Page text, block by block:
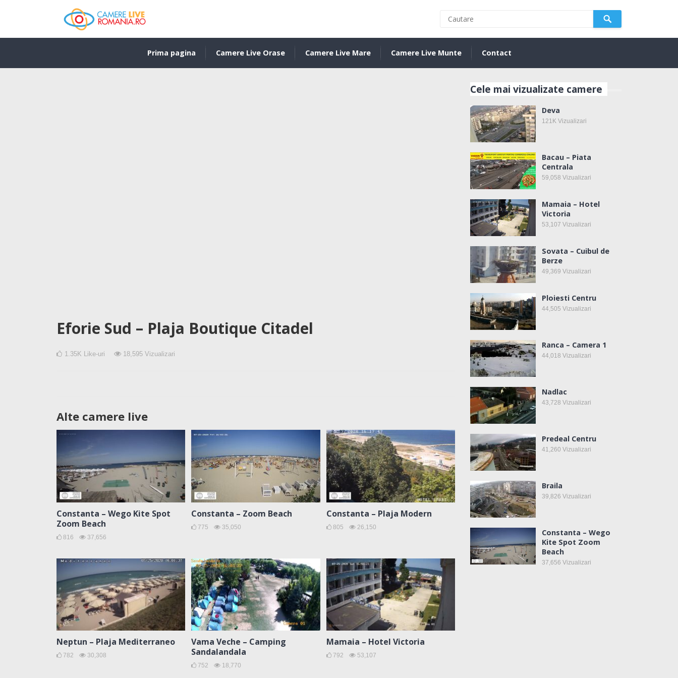
Prima pagina Camere Live Orase Camere Live Mare Camere Live Munte Contact
Eforie Sud – Plaja Boutique Citadel
1.35K Like-uri 18,595 Vizualizari
Alte camere live
Constanta – Wego Kite Spot
Zoom Beach
816 37,656
Constanta – Zoom Beach
775 35,050
Constanta – Plaja Modern
805 26,150
Neptun – Plaja Mediterraneo
782 30,308
Vama Veche – Camping
Sandalandala
752 18,770
Mamaia – Hotel Victoria
792 53,107
Cele mai vizualizate camere
Deva
121K Vizualizari
Bacau – Piata
Centrala
59,058 Vizualizari
Mamaia – Hotel
Victoria
53,107 Vizualizari
Sovata – Cuibul de
Berze
49,369 Vizualizari
Ploiesti Centru
44,505 Vizualizari
Ranca – Camera 1
44,018 Vizualizari
Nadlac
43,728 Vizualizari
Predeal Centru
41,260 Vizualizari
Braila
39,826 Vizualizari
Constanta – Wego
Kite Spot Zoom
Beach
37,656 Vizualizari